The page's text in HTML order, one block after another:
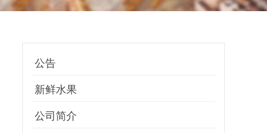
公告
新鲜水果
公司简介